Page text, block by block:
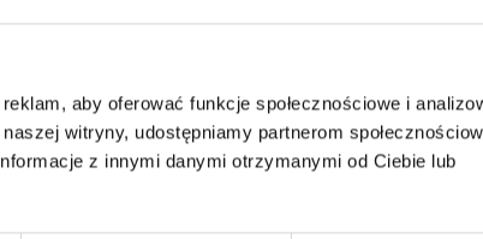
aby oferować funkcje społecznościowe i
witryny, udostępniamy partnerom
z innymi danymi otrzymanymi od Ciebie lub
domu, pani Mariannie. 27
mnóstwo serdecznych
samorząd Bielska-Białej –
uświetnił występ chóru
O całokształt oprawy muzycznej